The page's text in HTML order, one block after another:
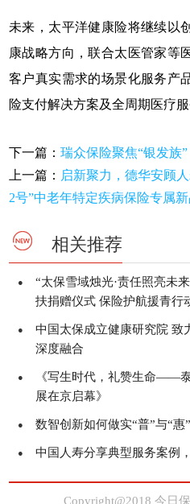
未来，太平洋健康险将继续以
康战略方向，联合太医管家等
客户真实需求的场景化服务产
险支付解决方案及全周期医疗
下一篇：瑞众保险聚焦“银发族
上一篇： 启新聚力，德华安顾
2号”中老年特定疾病保险专属
相关推荐
●
“太保雪域烛光·责任照亮未
扶捐赠仪式 保险护航援青行
●
中国太保成立健康研究院 致
深度融合
●
《写生时代，礼赞生命——
展在京启幕》
● 数智创新如何做实“普”与“惠”
● 中国人寿分享典型服务案例
Copyright@2018 今日